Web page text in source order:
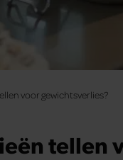
voor gewichtsverlies?
tellen